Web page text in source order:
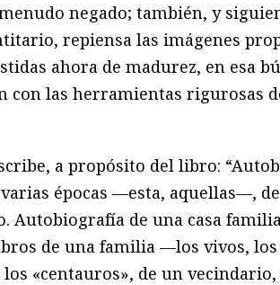
negado; también, y
repiensa las imágenes
ahora de madurez, en esa
con las herramientas rigurosas
a propósito del libro:
épocas —esta, aquellas—,
Autobiografía de una casa
de una familia —los vivos,
«centauros», de un vecindario,